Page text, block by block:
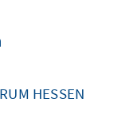
HESSEN